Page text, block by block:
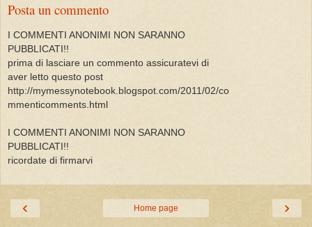
Posta un commento
I COMMENTI ANONIMI NON SARANNO
PUBBLICATI!!
prima di lasciare un commento assicuratevi di
aver letto questo post
http://mymessynotebook.blogspot.com/2011/02/co
mmenticomments.html
I COMMENTI ANONIMI NON SARANNO
PUBBLICATI!!
ricordate di firmarvi
‹ ›
Home page